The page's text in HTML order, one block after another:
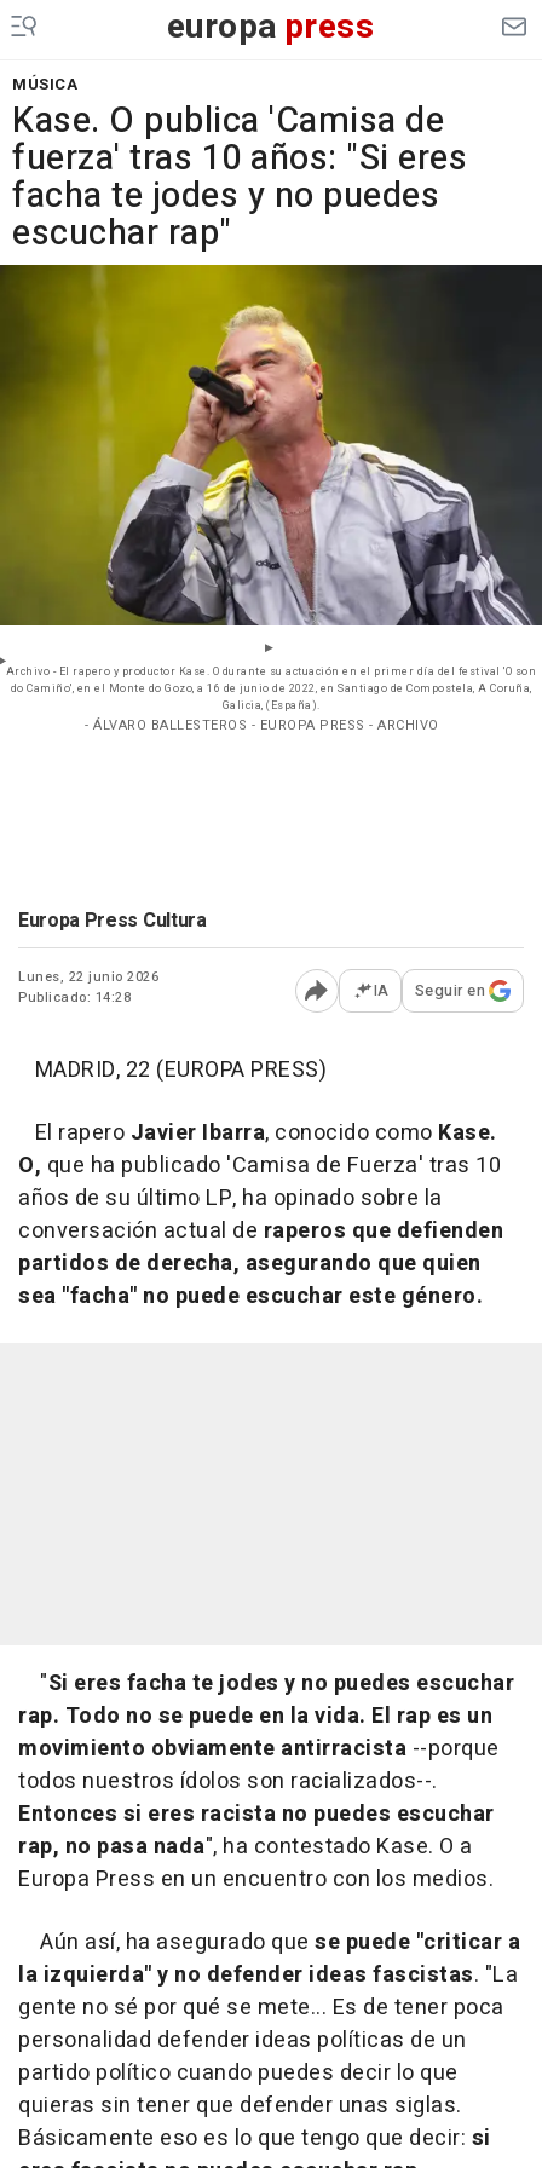
europa press
MÚSICA
Kase. O publica 'Camisa de
fuerza' tras 10 años: "Si eres
facha te jodes y no puedes
escuchar rap"
Archivo - El rapero y productor Kase. O durante su actuación en el primer día del festival 'O son
do Camiño', en el Monte do Gozo, a 16 de junio de 2022, en Santiago de Compostela, A Coruña,
Galicia, (España).
- ÁLVARO BALLESTEROS - EUROPA PRESS - ARCHIVO
Europa Press Cultura
Lunes, 22 junio 2026
Publicado: 14:28
Abrir opciones para
IA Seguir en
MADRID, 22 (EUROPA PRESS)
El rapero Javier Ibarra, conocido como Kase.
O, que ha publicado 'Camisa de Fuerza' tras 10
años de su último LP, ha opinado sobre la
conversación actual de raperos que defienden
partidos de derecha, asegurando que quien
sea "facha" no puede escuchar este género.
"Si eres facha te jodes y no puedes escuchar
rap. Todo no se puede en la vida. El rap es un
movimiento obviamente antirracista --porque
todos nuestros ídolos son racializados--.
Entonces si eres racista no puedes escuchar
rap, no pasa nada", ha contestado Kase. O a
Europa Press en un encuentro con los medios.
Aún así, ha asegurado que se puede "criticar a
la izquierda" y no defender ideas fascistas. "La
gente no sé por qué se mete... Es de tener poca
personalidad defender ideas políticas de un
partido político cuando puedes decir lo que
quieras sin tener que defender unas siglas.
Básicamente eso es lo que tengo que decir: si